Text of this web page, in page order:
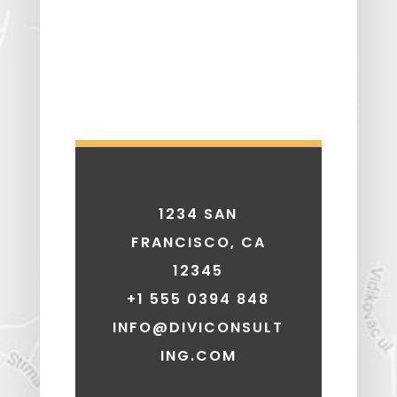
1234 SAN
FRANCISCO, CA
12345
+1 555 0394 848
INFO@DIVICONSULT
ING.COM